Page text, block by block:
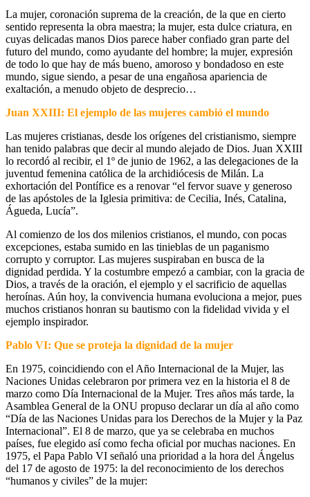
La mujer, coronación suprema de la creación, de la que en cierto
sentido representa la obra maestra; la mujer, esta dulce criatura, en
cuyas delicadas manos Dios parece haber confiado gran parte del
futuro del mundo, como ayudante del hombre; la mujer, expresión
de todo lo que hay de más bueno, amoroso y bondadoso en este
mundo, sigue siendo, a pesar de una engañosa apariencia de
exaltación, a menudo objeto de desprecio…
Juan XXIII: El ejemplo de las mujeres cambió el mundo
Las mujeres cristianas, desde los orígenes del cristianismo, siempre
han tenido palabras que decir al mundo alejado de Dios. Juan XXIII
lo recordó al recibir, el 1º de junio de 1962, a las delegaciones de la
juventud femenina católica de la archidiócesis de Milán. La
exhortación del Pontífice es a renovar “el fervor suave y generoso
de las apóstoles de la Iglesia primitiva: de Cecilia, Inés, Catalina,
Águeda, Lucía”.
Al comienzo de los dos milenios cristianos, el mundo, con pocas
excepciones, estaba sumido en las tinieblas de un paganismo
corrupto y corruptor. Las mujeres suspiraban en busca de la
dignidad perdida. Y la costumbre empezó a cambiar, con la gracia de
Dios, a través de la oración, el ejemplo y el sacrificio de aquellas
heroínas. Aún hoy, la convivencia humana evoluciona a mejor, pues
muchos cristianos honran su bautismo con la fidelidad vivida y el
ejemplo inspirador.
Pablo VI: Que se proteja la dignidad de la mujer
En 1975, coincidiendo con el Año Internacional de la Mujer, las
Naciones Unidas celebraron por primera vez en la historia el 8 de
marzo como Día Internacional de la Mujer. Tres años más tarde, la
Asamblea General de la ONU propuso declarar un día al año como
“Día de las Naciones Unidas para los Derechos de la Mujer y la Paz
Internacional”. El 8 de marzo, que ya se celebraba en muchos
países, fue elegido así como fecha oficial por muchas naciones. En
1975, el Papa Pablo VI señaló una prioridad a la hora del Ángelus
del 17 de agosto de 1975: la del reconocimiento de los derechos
“humanos y civiles” de la mujer: